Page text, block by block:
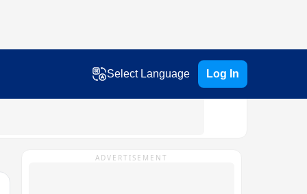
Select Language Log In
ADVERTISEMENT